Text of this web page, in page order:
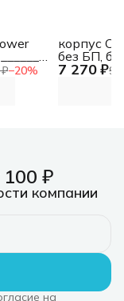
−20%
Mid-
7 270 ₽9
корпус
без БП,
₽
компании
на